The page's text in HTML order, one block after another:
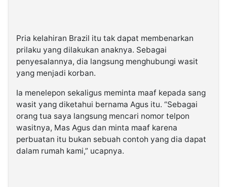
Pria kelahiran Brazil itu tak dapat membenarkan
prilaku yang dilakukan anaknya. Sebagai
penyesalannya, dia langsung menghubungi wasit
yang menjadi korban.
Ia menelepon sekaligus meminta maaf kepada sang
wasit yang diketahui bernama Agus itu. “Sebagai
orang tua saya langsung mencari nomor telpon
wasitnya, Mas Agus dan minta maaf karena
perbuatan itu bukan sebuah contoh yang dia dapat
dalam rumah kami,” ucapnya.